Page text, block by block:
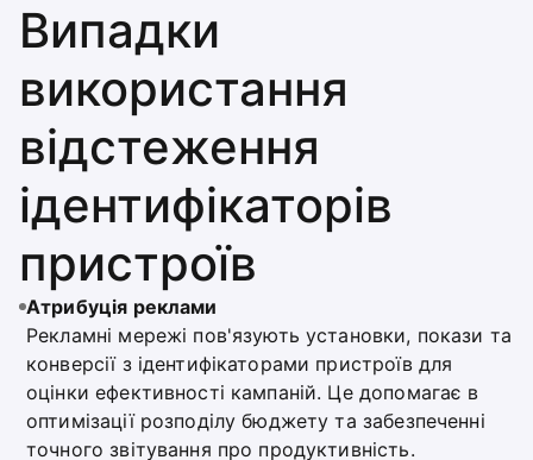
Випадки
використання
відстеження
ідентифікаторів
пристроїв
Атрибуція реклами
Рекламні мережі пов'язують установки, покази та
конверсії з ідентифікаторами пристроїв для
оцінки ефективності кампаній. Це допомагає в
оптимізації розподілу бюджету та забезпеченні
точного звітування про продуктивність.